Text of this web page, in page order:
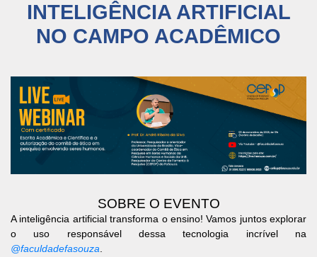
INTELIGÊNCIA ARTIFICIAL
NO CAMPO ACADÊMICO
SOBRE O EVENTO
A inteligência artificial transforma o ensino! Vamos juntos explorar
o uso responsável dessa tecnologia incrível na
@faculdadefasouza